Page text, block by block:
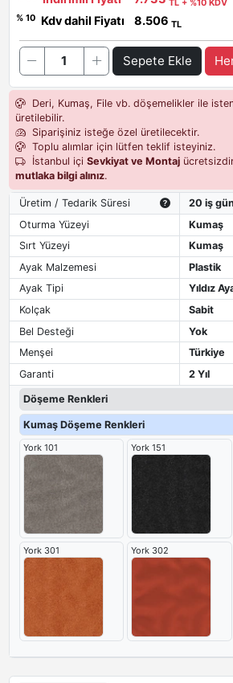
TL + %10 KDV
% 10
Kdv dahil Fiyatı 8.506 TL
Sepete Ekle
Deri, Kumaş, File vb. döşemelikler ile
üretilebilir.
Siparişiniz isteğe özel üretilecektir.
Toplu alımlar için lütfen teklif isteyiniz.
İstanbul içi Sevkiyat ve Montaj
mutlaka bilgi alınız.
Üretim / Tedarik Süresi
20 iş
Oturma Yüzeyi
Kumaş
Sırt Yüzeyi
Kumaş
Ayak Malzemesi
Plastik
Ayak Tipi
Yıldız
Kolçak
Sabit
Bel Desteği
Yok
Menşei
Türkiye
Garanti
2 Yıl
Döşeme Renkleri
Kumaş Döşeme Renkleri
York 101 York 151
York 301 York 302